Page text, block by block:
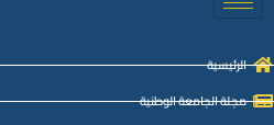
الرئيسية
مجلة الجامعة الوطنية